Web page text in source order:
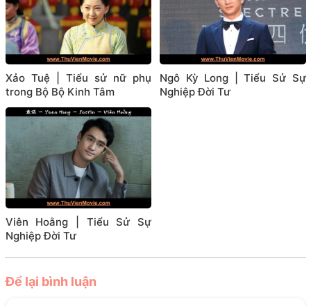
Xảo Tuệ | Tiểu sử nữ phụ
trong Bộ Bộ Kinh Tâm
Ngô Kỳ Long | Tiểu Sử Sự
Nghiệp Đời Tư
Viên Hoằng | Tiểu Sử Sự
Nghiệp Đời Tư
Để lại bình luận